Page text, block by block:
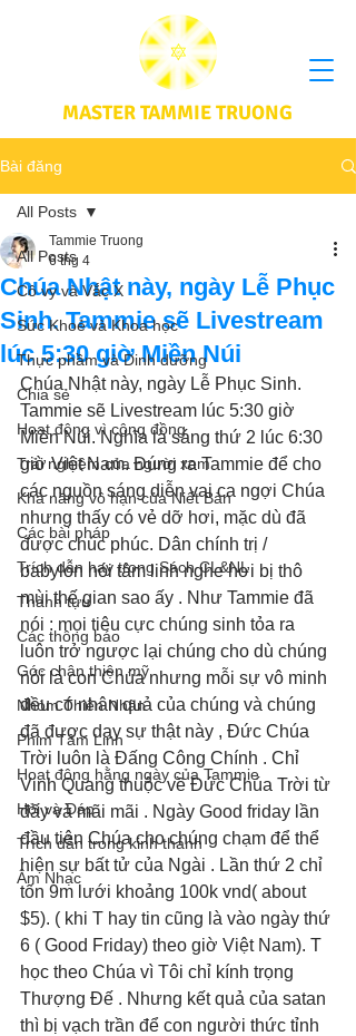
MASTER TAMMIE TRUONG
Bài đăng
All Posts
Cô vy và Vắc X
Sức Khoẻ và Khoa học
Thực phầm và Dinh dưỡng
Chia sẻ
Hoạt động vì cộng đồng
Trải nghiệm của người xem
Khả năng vô hạn của Niết Bàn
Các bài pháp
Trích dẫn hay trong Sách CL&NL
Thành tựu
Các thông báo
Góc chân thiện mỹ
Nhóm Thiên Nhãn
Phim Tâm Linh
Hoạt động hằng ngày của Tammie
Hỏi và Đáp
Trích dẫn trong kinh thánh
Âm Nhạc
All Posts
Chúa Nhật này, ngày Lễ Phục
Sinh. Tammie sẽ Livestream
lúc 5:30 giờ Miền Núi
Tammie Truong
6 thg 4
Chúa Nhật này, ngày Lễ Phục Sinh.
Tammie sẽ Livestream lúc 5:30 giờ
Miền Núi. Nghĩa là sáng thứ 2 lúc 6:30
giờ Việt Nam. Đúng ra Tammie để cho
các nguồn sáng diễn vai ca ngợi Chúa
nhưng thấy có vẻ dỡ hơi, mặc dù đã
được chúc phúc. Dân chính trị /
babylon nói tâm linh nghe hơi bị thô
mùi thế gian sao ấy . Như Tammie đã
nói : mọi tiêu cực chúng sinh tỏa ra
luôn trở ngược lại chúng cho dù chúng
nói là con Chúa nhưng mỗi sự vô minh
đều có nhân quả của chúng và chúng
đã được dạy sự thật này , Đức Chúa
Trời luôn là Đấng Công Chính . Chỉ
Vinh Quang thuộc về Đức Chúa Trời từ
đấy và mãi mãi . Ngày Good friday lần
đầu tiên Chúa cho chúng chạm để thể
hiện sự bất tử của Ngài . Lần thứ 2 chỉ
tốn 9m lưới khoảng 100k vnd( about
$5). ( khi T hay tin cũng là vào ngày thứ
6 ( Good Friday) theo giờ Việt Nam). T
học theo Chúa vì Tôi chỉ kính trọng
Thượng Đế . Nhưng kết quả của satan
thì bị vạch trần để con người thức tỉnh